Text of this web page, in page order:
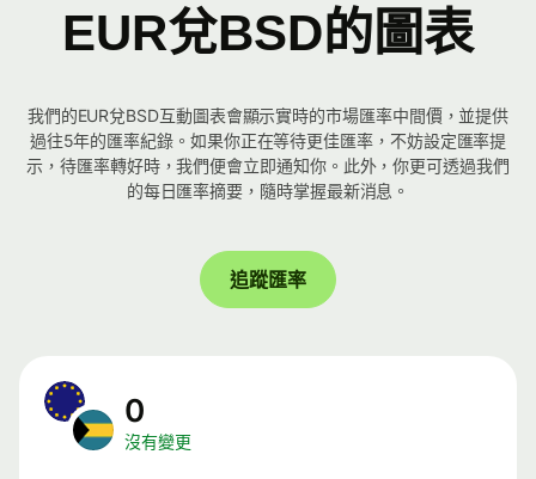
EUR兌BSD的圖表
我們的EUR兌BSD互動圖表會顯示實時的市場匯率中間價，並提供
過往5年的匯率紀錄。如果你正在等待更佳匯率，不妨設定匯率提
示，待匯率轉好時，我們便會立即通知你。此外，你更可透過我們
的每日匯率摘要，隨時掌握最新消息。
追蹤匯率
0
沒有變更